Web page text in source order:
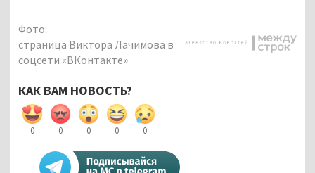
Фото:
страница Виктора Лачимова в
соцсети «ВКонтакте»
КАК ВАМ НОВОСТЬ?
0 0 0 0 0